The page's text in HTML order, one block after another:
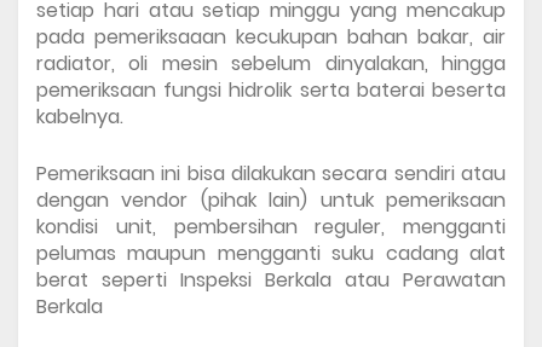
setiap hari atau setiap minggu yang mencakup
pada pemeriksaaan kecukupan bahan bakar, air
radiator, oli mesin sebelum dinyalakan, hingga
pemeriksaan fungsi hidrolik serta baterai beserta
kabelnya.
Pemeriksaan ini bisa dilakukan secara sendiri atau
dengan vendor (pihak lain) untuk pemeriksaan
kondisi unit, pembersihan reguler, mengganti
pelumas maupun mengganti suku cadang alat
berat seperti Inspeksi Berkala atau Perawatan
Berkala